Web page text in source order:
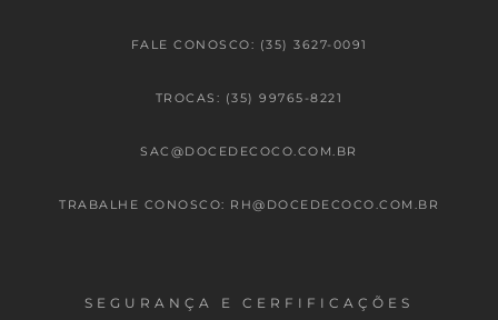
FALE CONOSCO: (35) 3627-0091
TROCAS: (35) 99765-8221
SAC@DOCEDECOCO.COM.BR
TRABALHE CONOSCO: RH@DOCEDECOCO.COM.BR
SEGURANÇA E CERFIFICAÇÕES